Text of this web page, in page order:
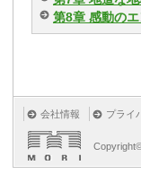
第8章 感動の
会社情報 プライ